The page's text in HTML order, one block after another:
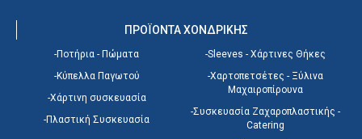
ΠΡΟΪΟΝΤΑ ΧΟΝΔΡΙΚΗΣ
-Ποτήρια - Πώματα
-Κύπελλα Παγωτού
-Χάρτινη συσκευασία
-Πλαστική Συσκευασία
-Sleeves - Χάρτινες Θήκες
-Χαρτοπετσέτες - Ξύλινα
Μαχαιροπίρουνα
-Συσκευασία Ζαχαροπλαστικής -
Catering